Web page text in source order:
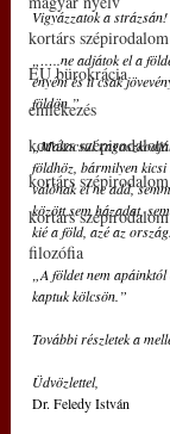
kortárs szépirodalom
EU bürokrácia
emlékezés
kortárs szépirodalom
kortárs
kortárs szépirodalom
filozófia
Vigyázzatok a strázsán!
„…..ne adjátok el a
enyém és ti csak
földön.”
„Makacsul
földhöz, bármilyen kicsi
valónak el ne add,
között sem házadat,
kié a föld, azé az
„A földet nem
kaptuk kölcsön.”
További részletek a
Üdvözlettel,
Dr. Feledy István